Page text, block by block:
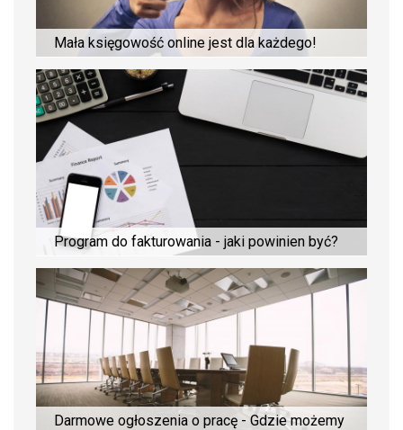
Mała księgowość online jest dla każdego!
Program do fakturowania - jaki powinien być?
Darmowe ogłoszenia o pracę - Gdzie możemy